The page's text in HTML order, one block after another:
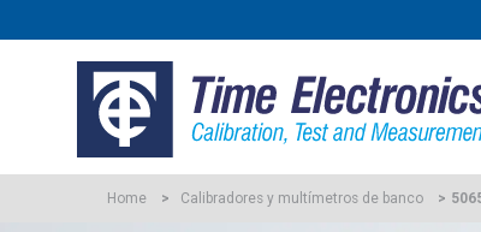
Home Calibradores y multímetros de banco